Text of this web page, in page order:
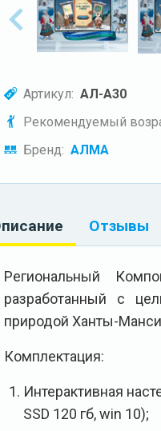
Артикул: АЛ-А30
Рекомендуемый
Бренд: АЛМА
Отзывы
Региональный
разработанный с
природой Ханты-
Комплектация:
Интерактивная
SSD 120 гб, win 10);